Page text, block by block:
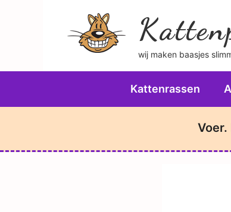
wij maken baasjes
Kattenrassen